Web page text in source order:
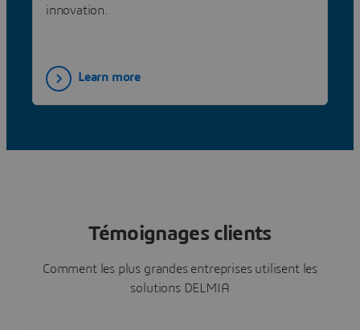
innovation.
Learn more
Témoignages clients
Comment les plus grandes entreprises utilisent les
solutions DELMIA